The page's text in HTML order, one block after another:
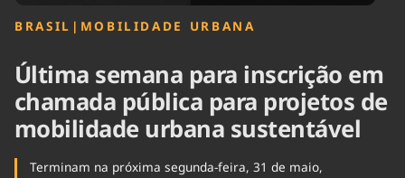
BRASIL | MOBILIDADE URBANA
Última semana para inscrição em
chamada pública para projetos de
mobilidade urbana sustentável
Terminam na próxima segunda-feira, 31 de maio,